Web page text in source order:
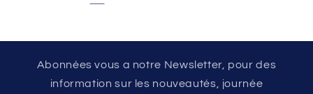
Abonnées vous a notre Newsletter, pour des
information sur les nouveautés, journée